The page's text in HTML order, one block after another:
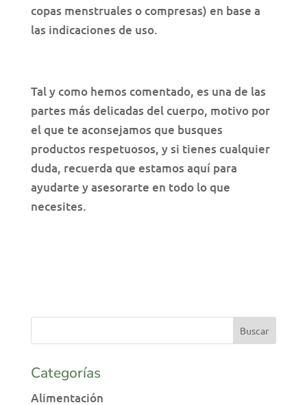
copas menstruales o compresas) en base a
las indicaciones de uso.
Tal y como hemos comentado, es una de las
partes más delicadas del cuerpo, motivo por
el que te aconsejamos que busques
productos respetuosos, y si tienes cualquier
duda, recuerda que estamos aquí para
ayudarte y asesorarte en todo lo que
necesites.
Categorías
Alimentación